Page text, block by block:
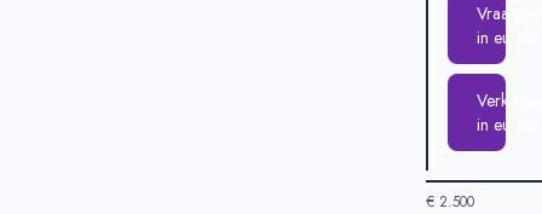
Vraagprijs
in euro's
in euro's
€ 2.500